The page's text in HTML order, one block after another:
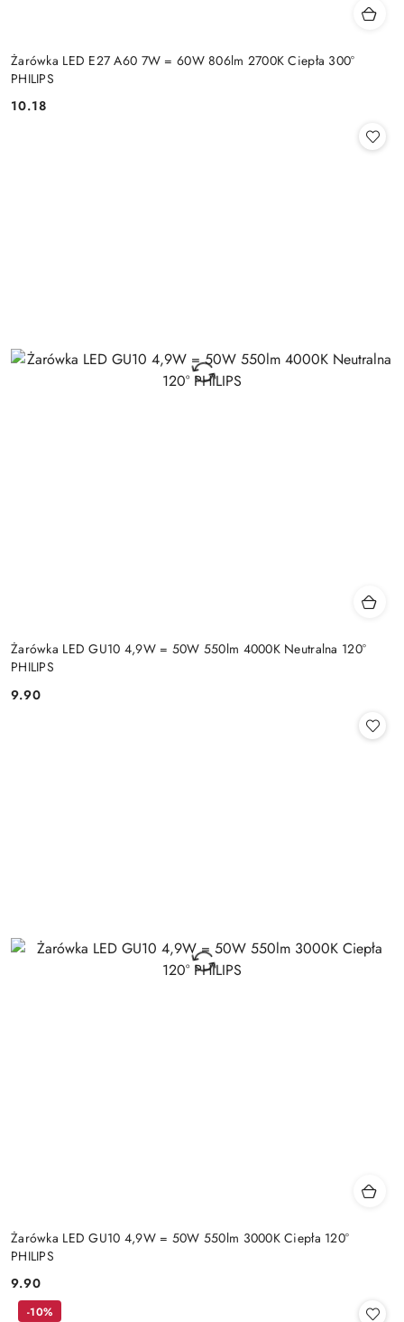
Żarówka LED E27 A60 7W = 60W 806lm 2700K Ciepła 300°
PHILIPS
Cena:
10.18
Żarówka LED GU10 4,9W = 50W 550lm 4000K Neutralna 120°
PHILIPS
Cena:
9.90
Żarówka LED GU10 4,9W = 50W 550lm 3000K Ciepła 120°
PHILIPS
Cena:
9.90
-10%